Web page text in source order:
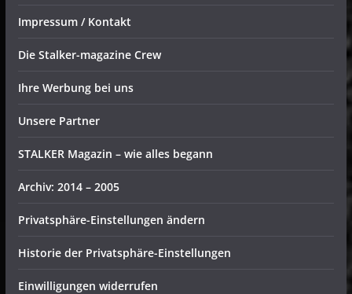
Impressum / Kontakt
Die Stalker-magazine Crew
Ihre Werbung bei uns
Unsere Partner
STALKER Magazin – wie alles begann
Archiv: 2014 – 2005
Privatsphäre-Einstellungen ändern
Historie der Privatsphäre-Einstellungen
Einwilligungen widerrufen